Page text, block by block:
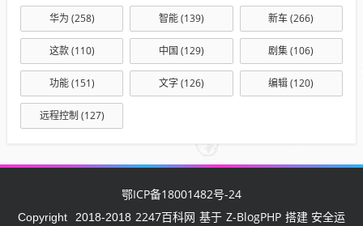
华为 (258) 智能(139) 新车(266)
这款(110) 中国 (129) 剧集(106)
功能(151) 文字(126) 编辑(120)
远程控制 (127)
鄂ICP备18001482号-24
Copyright 2018-2018 2247百科网 基于 Z-BlogPHP 搭建 安全运